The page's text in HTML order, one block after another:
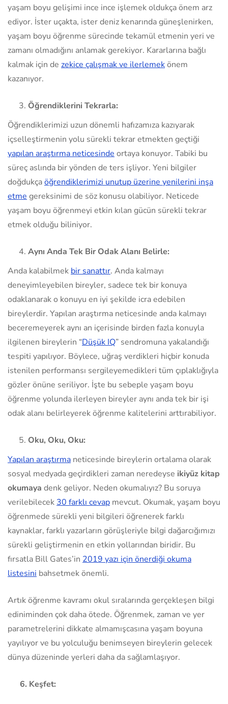
yaşam boyu gelişimi ince ince işlemek oldukça önem arz
ediyor. İster uçakta, ister deniz kenarında güneşlenirken,
yaşam boyu öğrenme sürecinde tekamül etmenin yeri ve
zamanı olmadığını anlamak gerekiyor. Kararlarına bağlı
kalmak için de zekice çalışmak ve ilerlemekönem
kazanıyor.
Öğrendiklerini Tekrarla:
Öğrendiklerimizi uzun dönemli hafızamıza kazıyarak
içselleştirmenin yolu sürekli tekrar etmekten geçtiği
yapılan araştırma neticesinde ortaya konuyor. Tabiki bu
süreç aslında bir yönden de ters işliyor. Yeni bilgiler
doğdukçaöğrendiklerimizi unutup üzerine yenilerini inşa
etme gereksinimi de söz konusu olabiliyor. Neticede
yaşam boyu öğrenmeyi etkin kılan gücün sürekli tekrar
etmek olduğu biliniyor.
Aynı Anda Tek Bir Odak Alanı Belirle:
Anda kalabilmek bir sanattır. Anda kalmayı
deneyimleyebilen bireyler, sadece tek bir konuya
odaklanarak o konuyu en iyi şekilde icra edebilen
bireylerdir. Yapılan araştırma neticesinde anda kalmayı
beceremeyerek aynı an içerisinde birden fazla konuyla
ilgilenen bireylerin “Düşük IQ” sendromuna yakalandığı
tespiti yapılıyor. Böylece, uğraş verdikleri hiçbir konuda
istenilen performansı sergileyemedikleri tüm çıplaklığıyla
gözler önüne seriliyor. İşte bu sebeple yaşam boyu
öğrenme yolunda ilerleyen bireyler aynı anda tek bir işi
odak alanı belirleyerek öğrenme kalitelerini arttırabiliyor.
Oku, Oku, Oku:
Yapılan araştırma neticesinde bireylerin ortalama olarak
sosyal medyada geçirdikleri zaman neredeyse ikiyüz kitap
okumaya denk geliyor. Neden okumalıyız? Bu soruya
verilebilecek 30 farklı cevap mevcut. Okumak, yaşam boyu
öğrenmede sürekli yeni bilgileri öğrenerek farklı
kaynaklar, farklı yazarların görüşleriyle bilgi dağarcığımızı
sürekli geliştirmenin en etkin yollarından biridir. Bu
fırsatla Bill Gates’in 2019 yazı için önerdiği okuma
listesini bahsetmek önemli.
Artık öğrenme kavramı okul sıralarında gerçekleşen bilgi
ediniminden çok daha ötede. Öğrenmek, zaman ve yer
parametrelerini dikkate almamışcasına yaşam boyuna
yayılıyor ve bu yolculuğu benimseyen bireylerin gelecek
dünya düzeninde yerleri daha da sağlamlaşıyor.
6. Keşfet: